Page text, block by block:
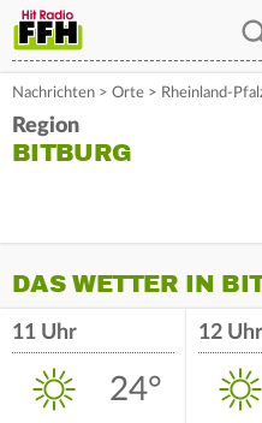
Nachrichten > Orte > Rheinland-
Region
BITBURG
DAS WETTER IN
11 Uhr
24°
12 Uhr